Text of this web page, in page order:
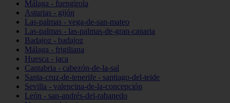
Málaga - fuengirola
Asturias - gijón
Las-palmas - vega-de-san-mateo
Las-palmas - las-palmas-de-gran-canaria
Badajoz - badajoz
Málaga - frigiliana
Huesca - jaca
Cantabria - cabezón-de-la-sal
Santa-cruz-de-tenerife - santiago-del-teide
Sevilla - valencina-de-la-concepción
León - san-andrés-del-rabanedo